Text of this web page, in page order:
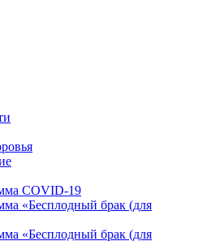
COVID-19
«Бесплодный брак (для
«Бесплодный брак (для